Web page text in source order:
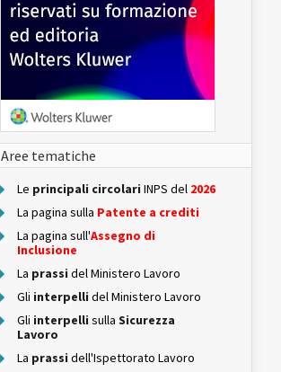
Aree tematiche
Le principali circolari INPS del 2026
La pagina sulla Patente a crediti
La pagina sull'Assegno di
Inclusione
La prassi del Ministero Lavoro
Gli interpelli del Ministero Lavoro
Gli interpelli sulla Sicurezza
Lavoro
La prassi dell'Ispettorato Lavoro